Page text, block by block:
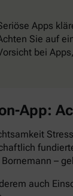
Apps
Sie auf
bei
App:
Bornemann –
auch